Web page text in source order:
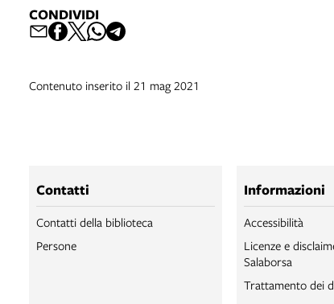
CONDIVIDI
Contenuto inserito il 21 mag 2021
Contatti
Contatti della biblioteca
Persone
Informazioni
Accessibilità
Licenze e
Salaborsa
Trattamento dei